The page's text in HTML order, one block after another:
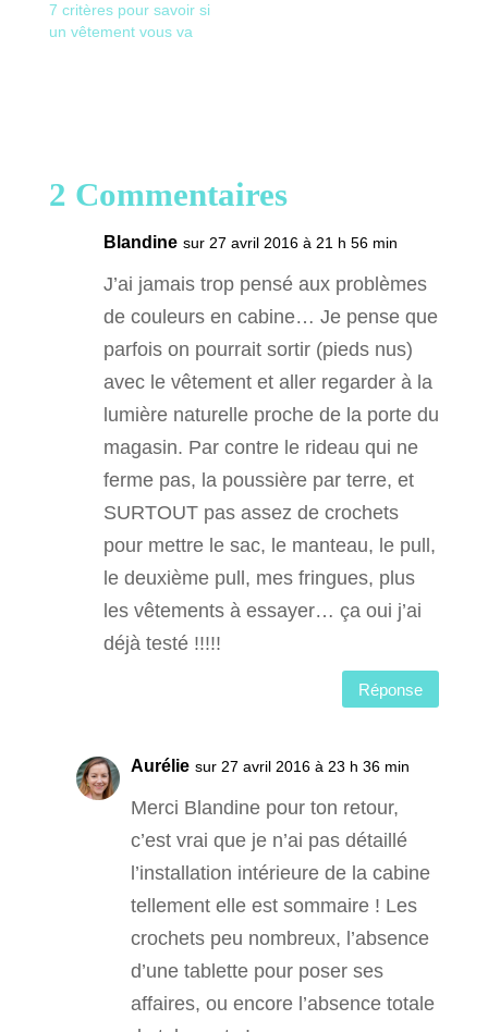
7 critères pour savoir si
un vêtement vous va
2 Commentaires
Blandine sur 27 avril 2016 à 21 h 56 min
J’ai jamais trop pensé aux problèmes
de couleurs en cabine… Je pense que
parfois on pourrait sortir (pieds nus)
avec le vêtement et aller regarder à la
lumière naturelle proche de la porte du
magasin. Par contre le rideau qui ne
ferme pas, la poussière par terre, et
SURTOUT pas assez de crochets
pour mettre le sac, le manteau, le pull,
le deuxième pull, mes fringues, plus
les vêtements à essayer… ça oui j’ai
déjà testé !!!!!
Réponse
Aurélie sur 27 avril 2016 à 23 h 36 min
Merci Blandine pour ton retour,
c’est vrai que je n’ai pas détaillé
l’installation intérieure de la cabine
tellement elle est sommaire ! Les
crochets peu nombreux, l’absence
d’une tablette pour poser ses
affaires, ou encore l’absence totale